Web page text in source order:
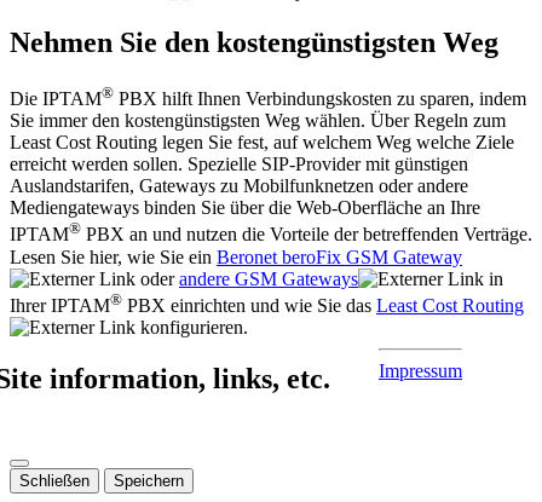
Nehmen Sie den kostengünstigsten Weg
Die IPTAM® PBX hilft Ihnen Verbindungskosten zu sparen, indem
Sie immer den kostengünstigsten Weg wählen. Über Regeln zum
Least Cost Routing legen Sie fest, auf welchem Weg welche Ziele
erreicht werden sollen. Spezielle SIP-Provider mit günstigen
Auslandstarifen, Gateways zu Mobilfunknetzen oder andere
Mediengateways binden Sie über die Web-Oberfläche an Ihre
IPTAM® PBX an und nutzen die Vorteile der betreffenden Verträge.
Lesen Sie hier, wie Sie ein Beronet beroFix GSM Gateway
oderandere GSM Gateways
in
Ihrer IPTAM® PBX einrichten und wie Sie das Least Cost Routing
konfigurieren.
information, links, etc. Impressum
Schließen Speichern